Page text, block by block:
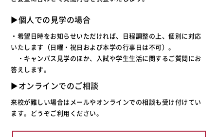
▶︎個人での見学の場合
・希望日時をお知らせいただければ、日程調整の上、個別に対応
いたします（日曜・祝日および本学の行事日は不可）。
・キャンパス見学のほか、入試や学生生活に関するご質問にお
答えします。
▶オンラインでのご相談
来校が難しい場合はメールやオンラインでの相談も受け付けてい
ます。どうぞご利用ください。